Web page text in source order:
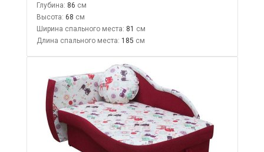
Глубина: 86
Высота: 68
Ширина спального места: 81
Длина спального места: 185